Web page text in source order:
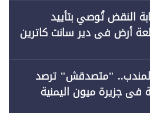
النقض تُوصي بتأييد
الدولة 29 قطعة أرض في دير سانت كاترين
(1)
"متصدقش" ترصد
في جزيرة ميون اليمنية